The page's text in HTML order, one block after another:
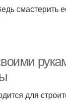
смастерить
для